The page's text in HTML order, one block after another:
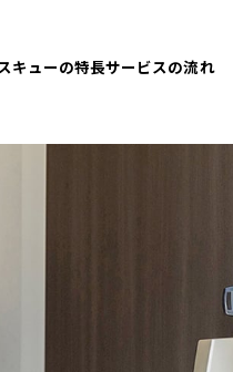
キューの特長サービスの流れ